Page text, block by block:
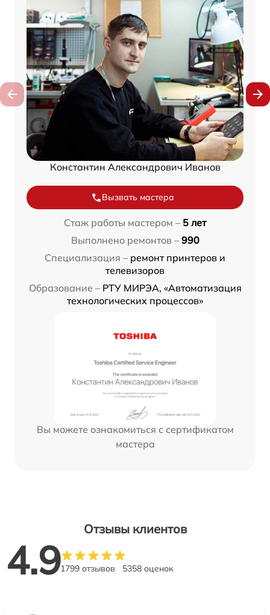
Константин Александрович Иванов
Вызвать мастера
Стаж работы мастером – 5 лет
Выполнено ремонтов – 990
Специализация – ремонт принтеров и
телевизоров
Образование – РТУ МИРЭА, «Автоматизация
технологических процессов»
Вы можете ознакомиться с сертификатом
мастера
Отзывы клиентов
4.91799 отзывов 5358 оценок